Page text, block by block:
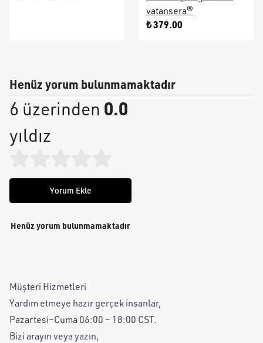
vatansera®
₺ 379.00
Henüz yorum bulunmamaktadır
6 üzerinden 0.0
yıldız
Yorum Ekle
Henüz yorum bulunmamaktadır
Müşteri Hizmetleri
Yardım etmeye hazır gerçek insanlar,
Pazartesi–Cuma 06:00 – 18:00 CST.
Bizi arayın veya yazın,